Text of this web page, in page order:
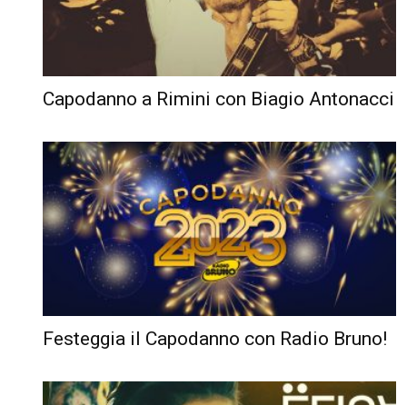
Capodanno a Rimini con Biagio Antonacci
Festeggia il Capodanno con Radio Bruno!